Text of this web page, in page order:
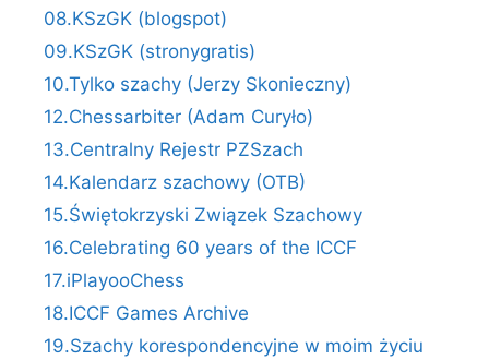
08.KSzGK (blogspot)
09.KSzGK (stronygratis)
10.Tylko szachy (Jerzy Skonieczny)
12.Chessarbiter (Adam Curyło)
13.Centralny Rejestr PZSzach
14.Kalendarz szachowy (OTB)
15.Świętokrzyski Związek Szachowy
16.Celebrating 60 years of the ICCF
17.iPlayooChess
18.ICCF Games Archive
19.Szachy korespondencyjne w moim życiu